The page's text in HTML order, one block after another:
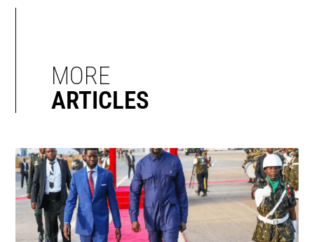
MORE
ARTICLES